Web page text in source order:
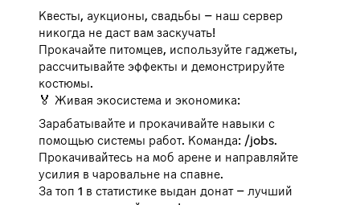
Квесты, аукционы, свадьбы – наш сервер
никогда не даст вам заскучать!
Прокачайте питомцев, используйте гаджеты,
рассчитывайте эффекты и демонстрируйте
костюмы.
🏅 Живая экосистема и экономика:
Зарабатывайте и прокачивайте навыки с
помощью системы работ. Команда: /jobs.
Прокачивайтесь на моб арене и направляйте
усилия в чаровальне на спавне.
За топ 1 в статистике выдан донат – лучший